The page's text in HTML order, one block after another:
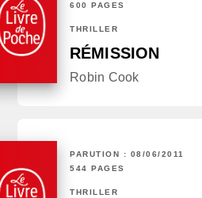
600 PAGES
THRILLER
RÉMISSION
Robin Cook
PARUTION : 08/06/2011
544 PAGES
THRILLER